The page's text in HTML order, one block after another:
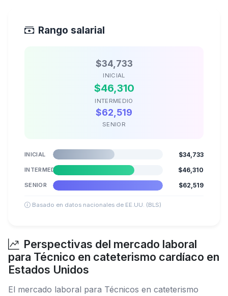
Rango salarial
$34,733
INICIAL
$46,310
INTERMEDIO
$62,519
SENIOR
INICIAL $34,733
INTERMEDIO $46,310
SENIOR $62,519
Basado en datos nacionales de EE.UU. (BLS)
Perspectivas del mercado laboral
para Técnico en cateterismo cardíaco en
Estados Unidos
El mercado laboral para Técnicos en cateterismo